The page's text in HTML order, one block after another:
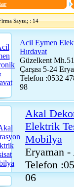
Sayısı; : 14
Acil Eymen
Hırdavat
Güzelkent
Çarşısı 5-24
Telefon :0532
98
Akal
Elektrik
Mobilya
Eryaman
Telefon
06